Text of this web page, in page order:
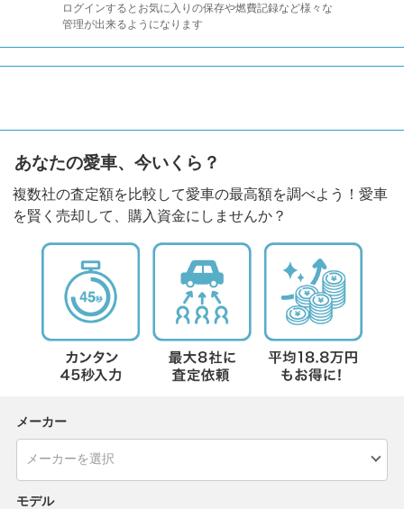
ログインするとお気に入りの保存や燃費記録など様々な
管理が出来るようになります
あなたの愛車、今いくら？
複数社の査定額を比較して愛車の最高額を調べよう！愛車
を賢く売却して、購入資金にしませんか？
メーカー
モデル